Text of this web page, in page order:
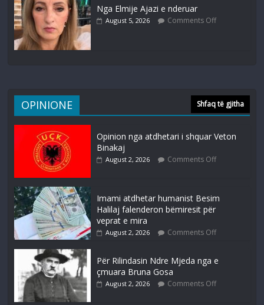
Nga Elmije Ajazi e nderuar
August 5, 2026 Comments Off
OPINIONE Shfaq të gjitha
Opinion nga atdhetari i shquar Veton
Binakaj
August 2, 2026 Comments Off
Imami atdhetar humanist Besim
Halilaj falenderon bëmiresit për
veprat e mira
August 2, 2026 Comments Off
Për Rilindasin Ndre Mjeda nga e
çmuara Bruna Gosa
August 2, 2026 Comments Off